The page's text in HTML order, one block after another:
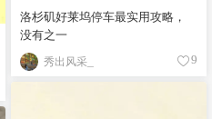
洛杉矶好莱坞停车最实用攻略，
没有之一
秀出风采_ 9